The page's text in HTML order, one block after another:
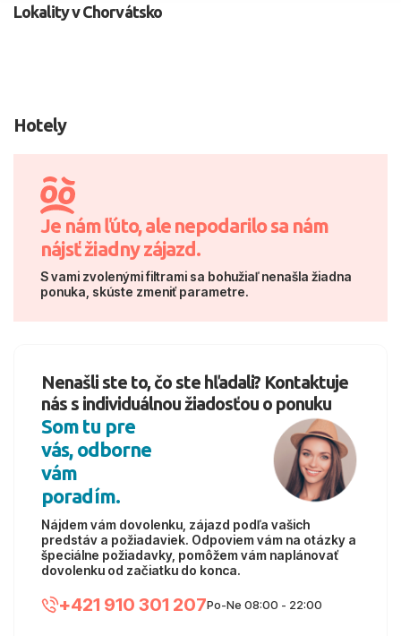
2 dospelí, 0 deti
Lokality v Chorvátsko
Hotely
Je nám ľúto, ale nepodarilo sa nám
nájsť žiadny zájazd.
S vami zvolenými filtrami sa bohužiaľ nenašla žiadna
ponuka, skúste zmeniť parametre.
Nenašli ste to, čo ste hľadali? Kontaktuje
nás s individuálnou žiadosťou o ponuku
Som tu pre
vás, odborne
vám
poradím.
Nájdem vám dovolenku, zájazd podľa vašich
predstáv a požiadaviek. Odpoviem vám na otázky a
špeciálne požiadavky, pomôžem vám naplánovať
dovolenku od začiatku do konca.
+421 910 301 207Po-Ne 08:00 - 22:00